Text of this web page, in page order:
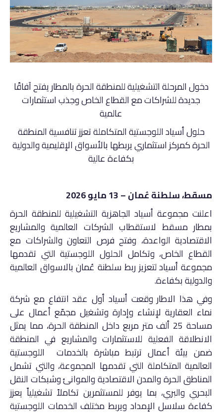
دخول المرحلة التشغيلية للمنطقة الحرة بالمطار يفتح آفاقًا
جديدة للشراكات مع القطاع الخاص وجذب استثمارات
عالمية
حلول أسياد اللوجستية المتكاملة تعزز تنافسية المنطقة
الحرة كمركز استثماري يربطها بالأسواق الإقليمية والدولية
بكفاءة عالية
مسقط، سلطنة عُمان – 13 مايو 2026
اعلنت مجموعة أسياد الجاهزية التشغيلية للمنطقة الحرة
بمطار مسقط لاستقطاب الشركات العالمية والمشاريع
الاقتصادية الواعدة، وفتح فرص التعاون والشراكات مع
القطاع الخاص، وتكامل الحلول اللوجستية التي تقدمها
مجموعة أسياد لتعزيز ربط سلطنة عُمان بالاسواق العالمية
والدولية بكفاءة.
وفي هذا الاطار وقعت أسياد أول عقد انتفاع مع شركة
نماء العقارية لإنشاء وإدارة وتشغيل مجمّع أعمال على
مساحة 25 ألف متر مربع داخل المنطقة الحرة، مما يمثل
الانطلاقة الفعلية للاستثمارات والمشاريع في المنطقة
ضمن بيئة أعمال ترتبط مباشرة بالخدمات اللوجستية
العالمية المتكاملة التي تقدمها المجموعة، والتي تشمل
المناطق الحرة والمدن الاقتصادية والموانئ وشبكات النقل
البحري والبري، بما يوفر للمستثمرين تكاملاً تشغيلياً يعزز
كفاءة سلاسل الإمداد ويربط مختلف الخدمات اللوجستية